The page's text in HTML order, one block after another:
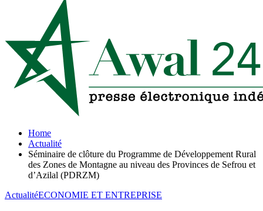
Home
Actualité
Séminaire de clôture du Programme de Développement Rural
des Zones de Montagne au niveau des Provinces de Sefrou et
d’Azilal (PDRZM)
ActualitéECONOMIE ET ENTREPRISE